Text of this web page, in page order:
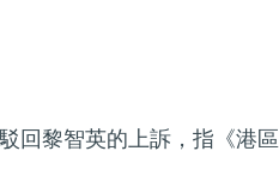
回黎智英的上訴，指《港